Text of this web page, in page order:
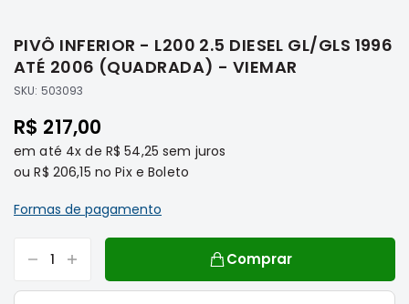
Transmissão
Elétrica
Motor
Suspensão
Freio
Correias
Transmissão
o
início
da
de
imagens
PIVÔ INFERIOR - L200 2.5 DIESEL GL/GLS 1996
ATÉ 2006 (QUADRADA) - VIEMAR
SKU: 503093
R$ 217,00
em até 4x de R$ 54,25 sem juros
ouR$ 206,15 no Pix e Boleto
Formas de pagamento
Comprar